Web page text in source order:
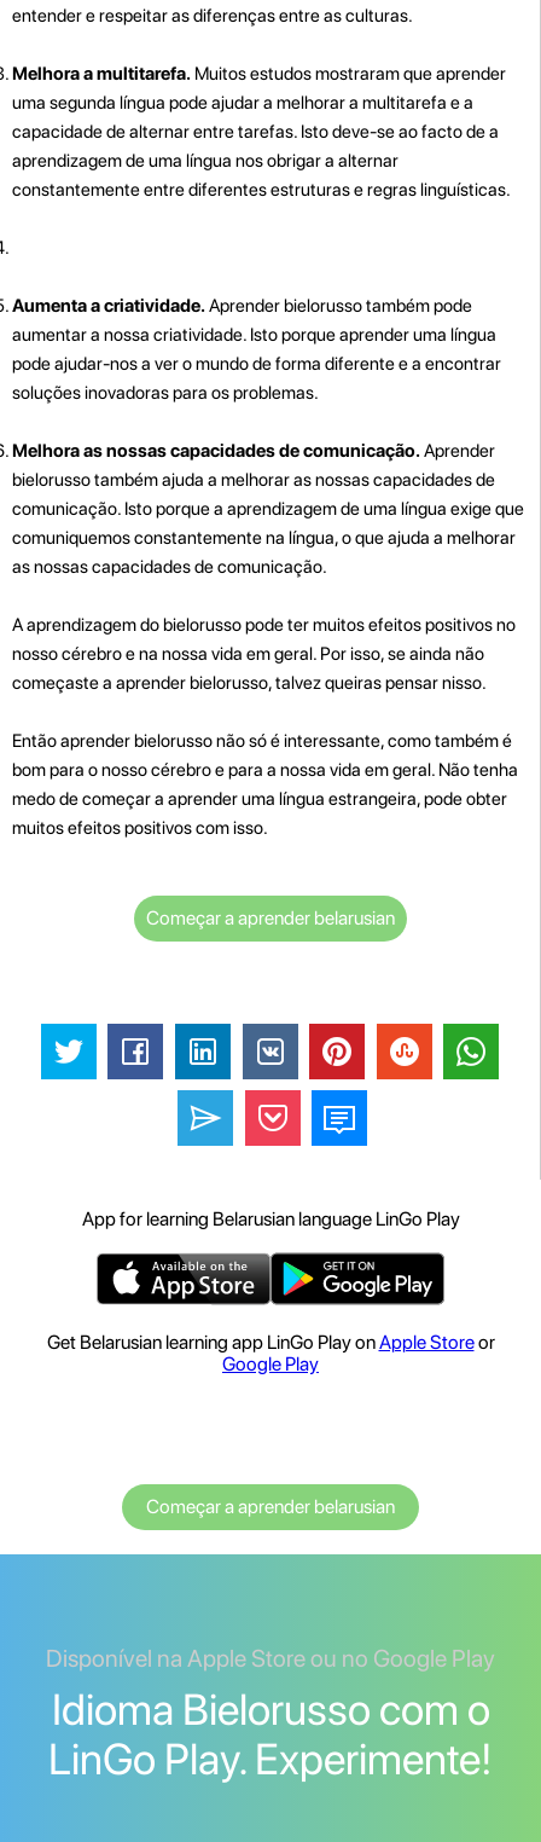
entender e respeitar as diferenças entre as culturas.
Melhora a multitarefa. Muitos estudos mostraram que aprender
uma segunda língua pode ajudar a melhorar a multitarefa e a
capacidade de alternar entre tarefas. Isto deve-se ao facto de a
aprendizagem de uma língua nos obrigar a alternar
constantemente entre diferentes estruturas e regras linguísticas.
Aumenta a criatividade.Aprender bielorusso também pode
aumentar a nossa criatividade. Isto porque aprender uma língua
pode ajudar-nos a ver o mundo de forma diferente e a encontrar
soluções inovadoras para os problemas.
Melhora as nossas capacidades de comunicação.Aprender
bielorusso também ajuda a melhorar as nossas capacidades de
comunicação. Isto porque a aprendizagem de uma língua exige que
comuniquemos constantemente na língua, o que ajuda a melhorar
as nossas capacidades de comunicação.
A aprendizagem do bielorusso pode ter muitos efeitos positivos no
nosso cérebro e na nossa vida em geral. Por isso, se ainda não
começaste a aprender bielorusso, talvez queiras pensar nisso.
Então aprender bielorusso não só é interessante, como também é
bom para o nosso cérebro e para a nossa vida em geral. Não tenha
medo de começar a aprender uma língua estrangeira, pode obter
muitos efeitos positivos com isso.
Começar a aprender belarusian
App for learning Belarusian language LinGo Play
Get Belarusian learning app LinGo Play onApple Storeor
Google Play
Começar a aprender belarusian
Disponível na Apple Store ou no Google Play
Idioma Bielorusso com o
LinGo Play. Experimente!